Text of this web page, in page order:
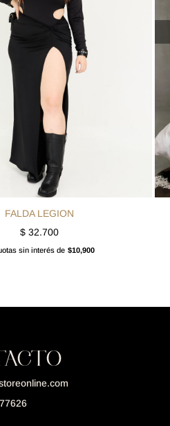
FALDA LEGION
$ 32.700
sin interés de $10,900